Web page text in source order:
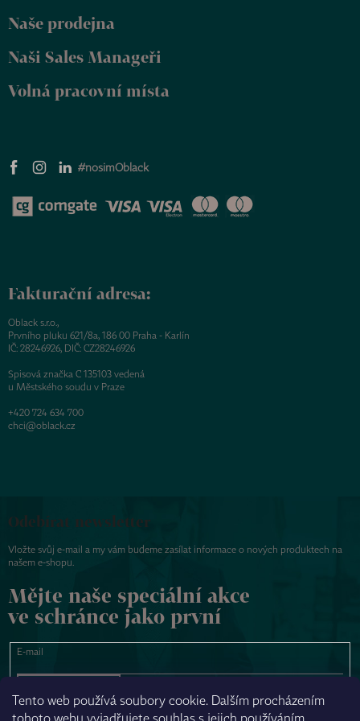
Tento web používá soubory cookie. Dalším procházením
Naše prodejna
Naši Sales Manageři
Volná pracovní místa
#nosimOblack
Fakturační adresa:
Oblack s.r.o.,
Prvního pluku 621/8a, 186 00 Praha - Karlín
IČ: 28246926, DIČ: CZ28246926
Spisová značka C 135103 vedená
u Městského soudu v Praze
+420 724 634 700
chci@oblack.cz
Odebírat newsletter
Vložte svůj e-mail a my vám budeme zasílat informace o nových produktech na
našem e-shopu.
Mějte naše speciální akce
ve schránce jako první
E-mail